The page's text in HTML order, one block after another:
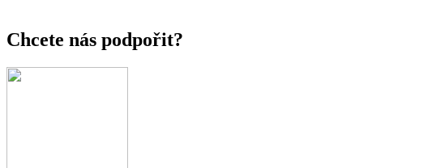
Chcete nás podpořit?